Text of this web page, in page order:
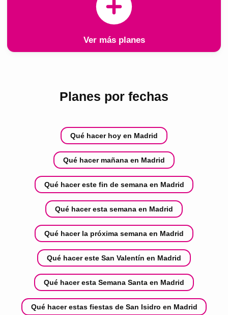
Ver más planes
Planes por fechas
Qué hacer hoy en Madrid
Qué hacer mañana en Madrid
Qué hacer este fin de semana en Madrid
Qué hacer esta semana en Madrid
Qué hacer la próxima semana en Madrid
Qué hacer este San Valentín en Madrid
Qué hacer esta Semana Santa en Madrid
Qué hacer estas fiestas de San Isidro en Madrid